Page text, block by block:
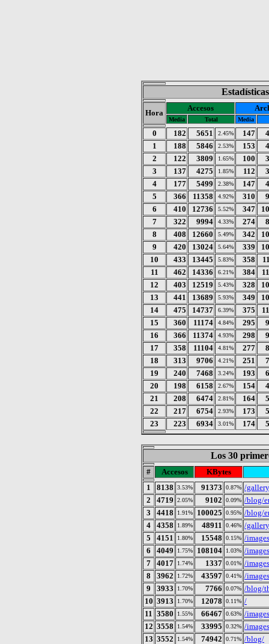
Hora
Accesos
Media Total Media
0 182 5651 2.45% 147
1
188 5846 2.53% 153
2
122 3809 1.65% 100
3
137 4275 1.85% 112
4
177 5499 2.38% 147
5
366 11358 4.92% 310
6
410 12736 5.52% 347
7
322 9994 4.33% 274
8
408 12660 5.49% 342
9
420 13024 5.64% 339
10
433 13445 5.83% 358
11
462 14336 6.21% 384
12
403 12519 5.43% 328
13
441 13689 5.93% 349
14
475 14737 6.39% 375
15
360 11174 4.84% 295
16
366 11374 4.93% 298
17
358 11104 4.81% 277
18
313 9706 4.21% 251
19
240 7468 3.24% 193
20
198 6158 2.67% 154
21
208 6474 2.81% 164
22
217 6754 2.93% 173
23
223 6934 3.01% 174
Los 30
# Accesos
KBytes
1
8138 3.53% 91373 0.87% /
2
4719 2.05% 9102 0.09% /blog/
3
4418 1.91% 100025 0.95% /blog/
4
4358 1.89% 48911 0.46% /
5
4151 1.80% 15548 0.15% /
6
4049 1.75% 108104 1.03% /
7
4017 1.74% 1337 0.01% /
8
3962 1.72% 43597 0.41% /
9
3933 1.70% 7766 0.07% /blog/
10 3913 1.70% 12078 0.11% /
11 3580 1.55% 66467 0.63% /
12 3558 1.54% 33995 0.32% /
13 3552 1.54% 74942 0.71% /blog/